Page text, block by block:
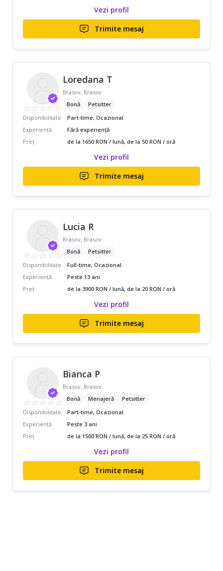
Vezi profil
Trimite mesaj
Loredana T
Brasov, Brasov
Bonă
Petsitter
Disponibilitate
Part-time, Ocazional
Experiență
Fără experiență
Preț
de la 1650 RON / lună, de la 50 RON / oră
Vezi profil
Trimite mesaj
Lucia R
Brasov, Brasov
Bonă
Petsitter
Disponibilitate
Full-time, Ocazional
Experiență
Peste 13 ani
Preț
de la 3900 RON / lună, de la 20 RON / oră
Vezi profil
Trimite mesaj
Bianca P
Brasov, Brasov
Bonă
Menajeră
Petsitter
Disponibilitate
Part-time, Ocazional
Experiență
Peste 3 ani
Preț
de la 1500 RON / lună, de la 25 RON / oră
Vezi profil
Trimite mesaj